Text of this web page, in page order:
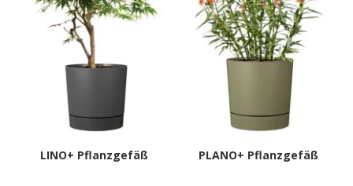
LINO+ Pflanzgefäß PLANO+ Pflanzgefäß